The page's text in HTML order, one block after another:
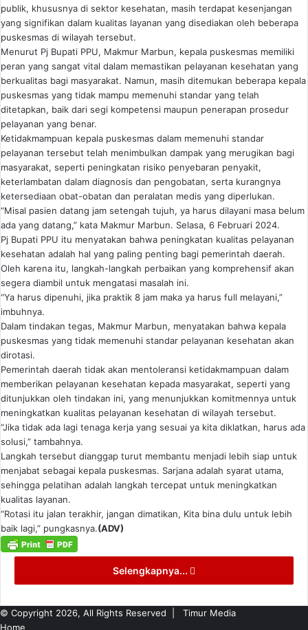
publik, khususnya di sektor kesehatan, masih terdapat kesenjangan
yang signifikan dalam kualitas layanan yang disediakan oleh beberapa
puskesmas di wilayah tersebut.
Menurut Pj Bupati PPU, Makmur Marbun, kepala puskesmas memiliki
peran yang sangat vital dalam memastikan pelayanan kesehatan yang
berkualitas bagi masyarakat. Namun, masih ditemukan beberapa kepala
puskesmas yang tidak mampu memenuhi standar yang telah
ditetapkan, baik dari segi kompetensi maupun penerapan prosedur
pelayanan yang benar.
Ketidakmampuan kepala puskesmas dalam memenuhi standar
pelayanan tersebut telah menimbulkan dampak yang merugikan bagi
masyarakat, seperti peningkatan risiko penyebaran penyakit,
keterlambatan dalam diagnosis dan pengobatan, serta kurangnya
ketersediaan obat-obatan dan peralatan medis yang diperlukan.
“Misal pasien datang jam setengah tujuh, ya harus dilayani masa belum
ada yang datang,” kata Makmur Marbun. Selasa, 6 Februari 2024.
Pj Bupati PPU itu menyatakan bahwa peningkatan kualitas pelayanan
kesehatan adalah hal yang paling penting bagi pemerintah daerah.
Oleh karena itu, langkah-langkah perbaikan yang komprehensif akan
segera diambil untuk mengatasi masalah ini.
“Ya harus dipenuhi, jika praktik 8 jam maka ya harus full melayani,”
imbuhnya.
Dalam tindakan tegas, Makmur Marbun, menyatakan bahwa kepala
puskesmas yang tidak memenuhi standar pelayanan kesehatan akan
dirotasi.
Pemerintah daerah tidak akan mentoleransi ketidakmampuan dalam
memberikan pelayanan kesehatan kepada masyarakat, seperti yang
ditunjukkan oleh tindakan ini, yang menunjukkan komitmennya untuk
meningkatkan kualitas pelayanan kesehatan di wilayah tersebut.
“Jika tidak ada lagi tenaga kerja yang sesuai ya kita diklatkan, harus ada
solusi,” tambahnya.
Langkah tersebut dianggap turut membantu menjadi lebih siap untuk
menjabat sebagai kepala puskesmas. Sarjana adalah syarat utama,
sehingga pelatihan adalah langkah tercepat untuk meningkatkan
kualitas layanan.
“Rotasi itu jalan terakhir, jangan dimatikan, Kita bina dulu untuk lebih
baik lagi,” pungkasnya.(ADV)
Selengkapnya...
© Copyright 2026, All Rights Reserved |
Timur Media
Home